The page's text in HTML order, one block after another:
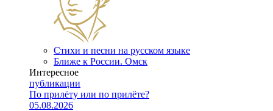
Стихи и песни на русском языке
Ближе к России. Омск
Интересное
публикации
По прилёту или по прилёте?
05.08.2026